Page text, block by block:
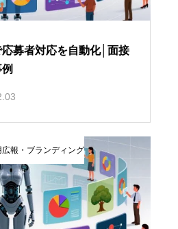
募者対応を自動化│面接
広報・ブランディング